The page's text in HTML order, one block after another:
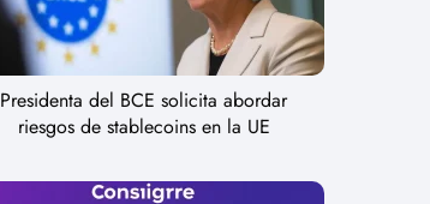
Presidenta del BCE solicita abordar
riesgos de stablecoins en la UE